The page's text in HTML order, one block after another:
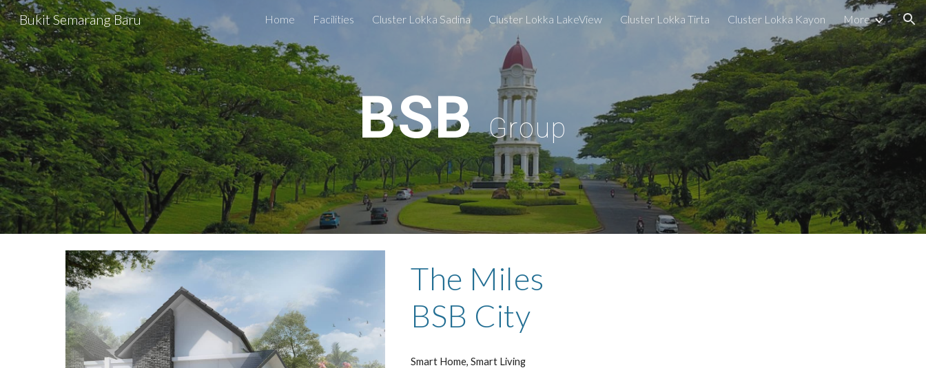
Skip to main content Skip to navigation
Bukit Semarang Baru Home Facilities Cluster Lokka Sadina Cluster Lokka LakeView Cluster Lokka Tirta Cluster Lokka Kayon More
BSB Group
The Miles
BSB City
Smart Home, Smart Living